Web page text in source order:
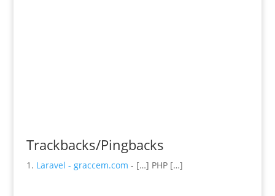
Trackbacks/Pingbacks
Laravel - graccem.com - […] PHP […]